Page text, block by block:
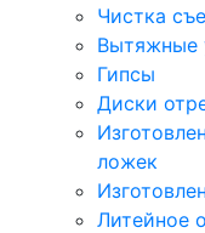
Чистка
Вытяжные
Гипсы
Диски
ложек
Литейное